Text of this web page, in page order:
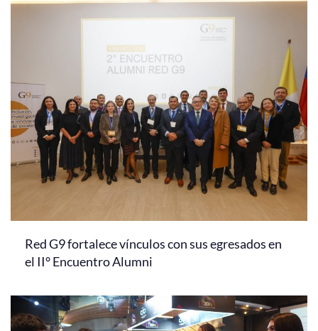
Red G9 fortalece vínculos con sus egresados en
el II° Encuentro Alumni